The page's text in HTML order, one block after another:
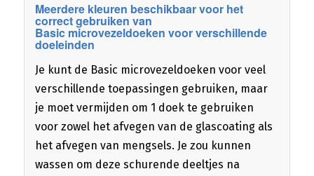
Meerdere kleuren beschikbaar voor het
correct gebruiken van
Basic microvezeldoeken voor verschillende
doeleinden
Je kunt de Basic microvezeldoeken voor veel
verschillende toepassingen gebruiken, maar
je moet vermijden om 1 doek te gebruiken
voor zowel het afvegen van de glascoating als
het afvegen van mengsels. Je zou kunnen
wassen om deze schurende deeltjes na